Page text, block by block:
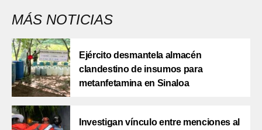
MÁS NOTICIAS
Ejército desmantela almacén
clandestino de insumos para
metanfetamina en Sinaloa
Investigan vínculo entre menciones al